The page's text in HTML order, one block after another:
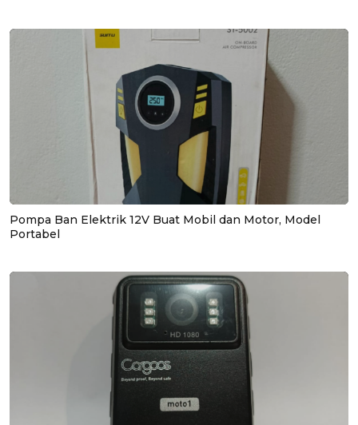
Pompa Ban Elektrik 12V Buat Mobil dan Motor, Model
Portabel